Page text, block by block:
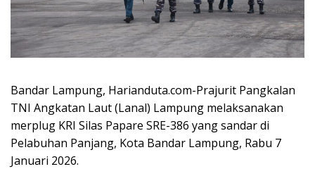
Bandar Lampung, Harianduta.com-Prajurit Pangkalan
TNI Angkatan Laut (Lanal) Lampung melaksanakan
merplug KRI Silas Papare SRE-386 yang sandar di
Pelabuhan Panjang, Kota Bandar Lampung, Rabu 7
Januari 2026.